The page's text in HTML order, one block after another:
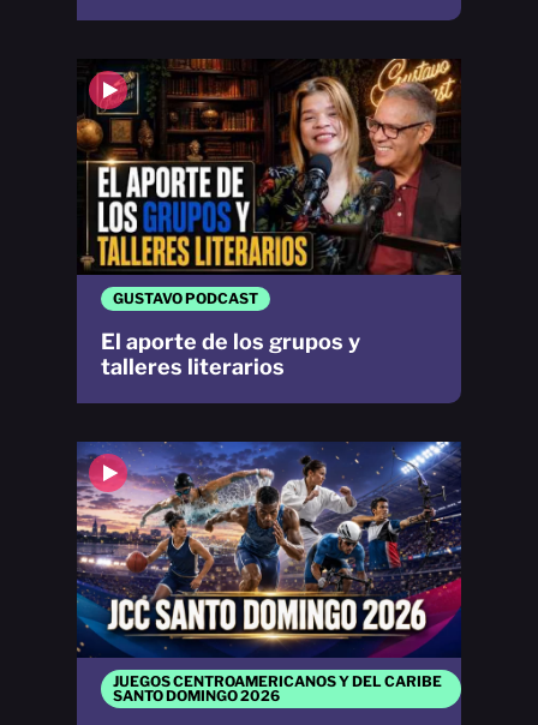
JUEGOS CENTROAMERICANOS Y DEL CARIBE
SANTO DOMINGO 2026
GUSTAVO PODCAST
El aporte de los grupos y
talleres literarios